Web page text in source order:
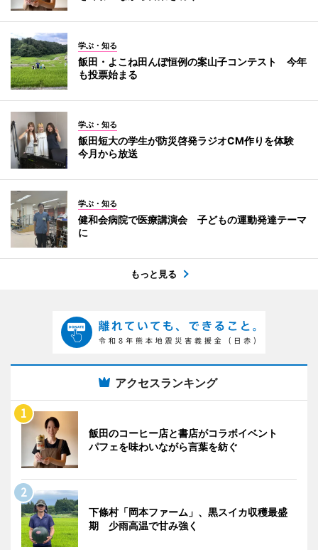
学ぶ・知る
飯田・よこね田んぼ恒例の案山子コンテスト 今年
も投票始まる
学ぶ・知る
飯田短大の学生が防災啓発ラジオCM作りを体験
今月から放送
学ぶ・知る
健和会病院で医療講演会 子どもの運動発達テーマ
に
もっと見る
アクセスランキング
飯田のコーヒー店と書店がコラボイベント
パフェを味わいながら言葉を紡ぐ
下條村「岡本ファーム」、黒スイカ収穫最盛
期 少雨高温で甘み強く